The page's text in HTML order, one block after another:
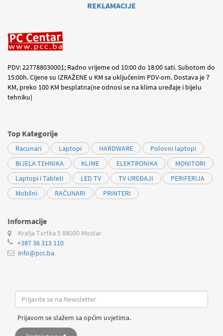
REKLAMACIJE
PDV: 227788030001; Radno vrijeme od 10:00 do 18:00 sati. Subotom do
15:00h. Cijene su IZRAŽENE u KM sa uključenim PDV-om. Dostava je 7
KM, preko 100 KM besplatna(ne odnosi se na klima uređaje i bijelu
tehniku)
Top Kategorije
Racunari Laptopi HARDWARE
Polovni laptopi
BIJELA TEHNIKA
KLIME ELEKTRONIKA
MONITORI
Laptopi i Tableti
LED TV TV UREĐAJI
PERIFERIJA
Mobilni
RAČUNARI PRINTERI
Informacije
Kralja Tvrtka 5 88000 Mostar
+387 36 313 110
info@pcc.ba
Prijavom se slažem sa općim uvjetima.